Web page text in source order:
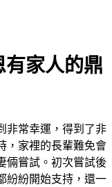
有家人的鼎
非常幸運，得到了非
，家裡的長輩難免會
倆嘗試。初次嘗試後
紛紛開始支持，還一